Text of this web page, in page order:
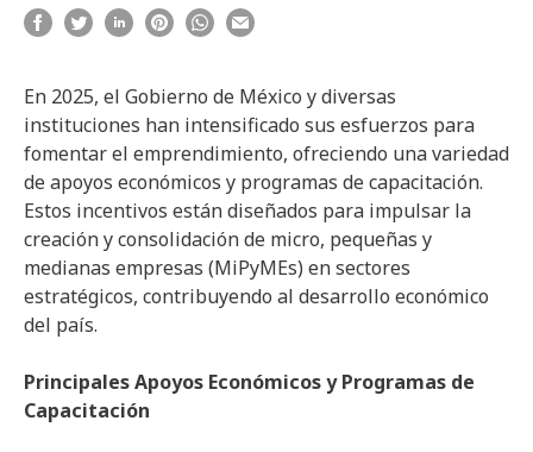
En 2025, el Gobierno de México y diversas
instituciones han intensificado sus esfuerzos para
fomentar el emprendimiento, ofreciendo una variedad
de apoyos económicos y programas de capacitación.
Estos incentivos están diseñados para impulsar la
creación y consolidación de micro, pequeñas y
medianas empresas (MiPyMEs) en sectores
estratégicos, contribuyendo al desarrollo económico
del país.
Principales Apoyos Económicos y Programas de
Capacitación